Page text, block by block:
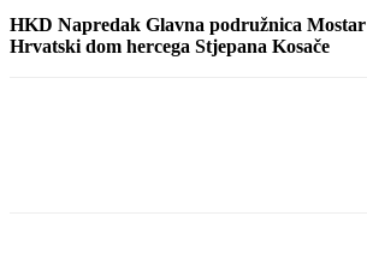
HKD Napredak Glavna podružnica Mostar
Hrvatski dom hercega Stjepana Kosače